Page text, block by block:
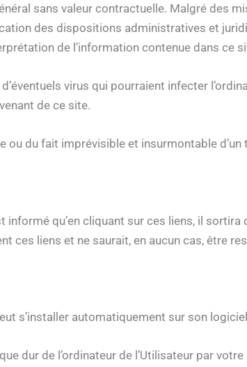
sans valeur contractuelle. Malgré des
des dispositions administratives et
de l’information contenue dans ce
virus qui pourraient infecter
de ce site.
ou du fait imprévisible et insurmontable d’un
qu’en cliquant sur ces liens, il
ces liens et ne saurait, en aucun cas, être
s’installer automatiquement sur son
dur de l’ordinateur de l’Utilisateur par